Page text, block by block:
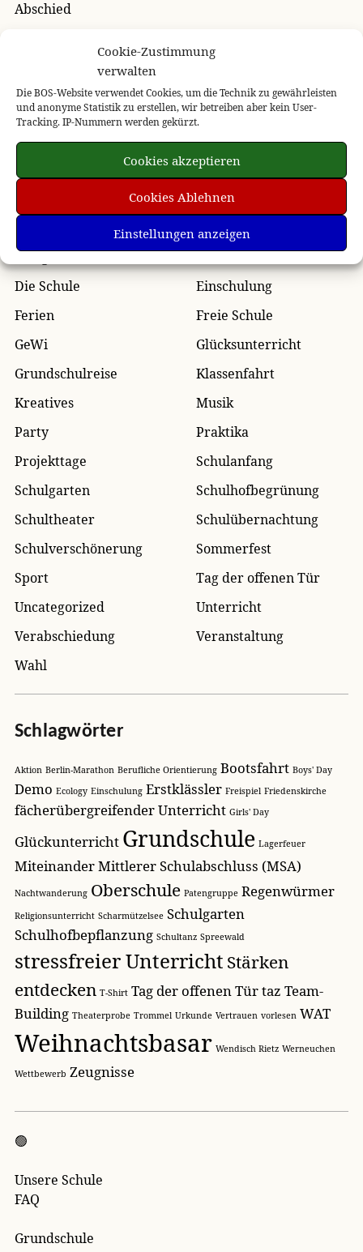
Cookie-Zustimmung
verwalten
Die BOS-Website verwendet Cookies, um die Technik zu gewährleisten
und anonyme Statistik zu erstellen, wir betreiben aber kein User-
Tracking. IP-Nummern werden gekürzt.
Cookies akzeptieren
Cookies Ablehnen
Einstellungen anzeigen
Abschied
Das Sommerfest steht vor der Tür
Kategorien
Aktion
Allgemein
Ausflug
Außerschulisches Lernen
Auszeichnung
Berufsorientierung
Design
Die Paten der Kleinen
Die Schule
Einschulung
Ferien
Freie Schule
GeWi
Glücksunterricht
Grundschulreise
Klassenfahrt
Kreatives
Musik
Party
Praktika
Projekttage
Schulanfang
Schulgarten
Schulhofbegrünung
Schultheater
Schulübernachtung
Schulverschönerung
Sommerfest
Sport
Tag der offenen Tür
Uncategorized
Unterricht
Verabschiedung
Veranstaltung
Wahl
Schlagwörter
Aktion Berlin-Marathon Berufliche Orientierung Bootsfahrt Boys' Day
Demo Ecology Einschulung Erstklässler Freispiel Friedenskirche
fächerübergreifender Unterricht Girls' Day
Glückunterricht Grundschule Lagerfeuer
MiteinanderMittlerer Schulabschluss (MSA)
Nachtwanderung Oberschule Patengruppe Regenwürmer
Religionsunterricht Scharmützelsee Schulgarten
Schulhofbepflanzung Schultanz Spreewald
stressfreier Unterricht Stärken
entdecken T-Shirt Tag der offenen Türtaz Team-
Building Theaterprobe Trommel Urkunde Vertrauen vorlesen WAT
Weihnachtsbasar Wendisch Rietz Werneuchen
Wettbewerb Zeugnisse
🟢
Unsere Schule
FAQ
Grundschule